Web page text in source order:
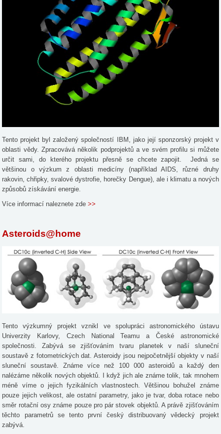
Tento projekt byl založený společností IBM, jako její sponzorský projekt v
oblasti vědy. Zpracovává několik podprojektů a ve svém profilu si můžete
určit sami, do kterého projektu přesně se chcete zapojit. Jedná se
většinou o výzkum z oblasti medicíny (například AIDS, různé druhy
rakovin, chřipky, svalové dystrofie, horečky Dengue), ale i klimatu a nových
způsobů získávání energie.
Více informací naleznete zde >>
Asteroids@home
Tento výzkumný projekt vznikl ve spolupráci astronomického ústavu
Univerzity Karlovy, Czech National Teamu a České astronomické
společnosti. Zabývá se zjišťováním tvaru planetek v naší sluneční
soustavě z fotometrických dat. Asteroidy jsou nejpočetnější objekty v naší
sluneční soustavě. Známe více než 100 000 asteroidů a každý den
nalézáme několik nových objektů. I když jich ale známe tolik, tak mnohem
méně víme o jejich fyzikálních vlastnostech. Většinou bohužel známe
pouze jejich velikost, ale ostatní parametry, jako je tvar, doba rotace nebo
směr rotační osy známe pouze pro pár stovek objektů. A právě zjišťováním
těchto parametrů se tento první český distribuovaný vědecký projekt
zabývá.